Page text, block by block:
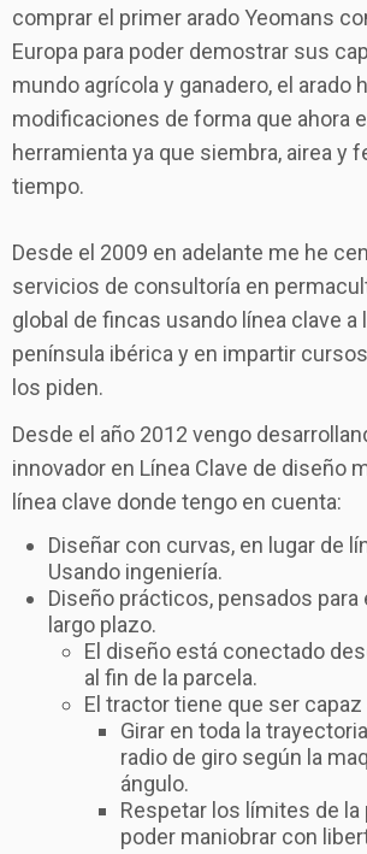
comprar el primer arado Yeomans
Europa para poder demostrar sus
mundo agrícola y ganadero, el arado
modificaciones de forma que ahora
herramienta ya que siembra, airea y
tiempo.
Desde el 2009 en adelante me he
servicios de consultoría en
global de fincas usando línea clave a
península ibérica y en impartir
los piden.
Desde el año 2012 vengo
innovador en Línea Clave de diseño
línea clave donde tengo en cuenta:
Diseñar con curvas, en lugar de
Usando ingeniería.
Diseño prácticos, pensados para
largo plazo.
El diseño está conectado
al fin de la parcela.
El tractor tiene que ser capaz
Girar en toda la
radio de giro según la
ángulo.
Respetar los límites de la
poder maniobrar con